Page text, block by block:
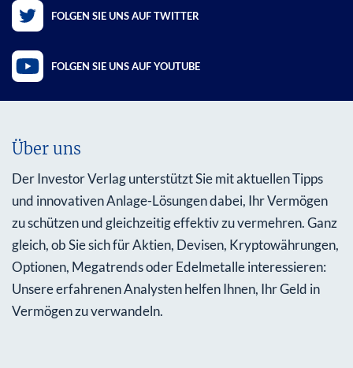
FOLGEN SIE UNS AUF TWITTER
FOLGEN SIE UNS AUF YOUTUBE
Über uns
Der Investor Verlag unterstützt Sie mit aktuellen Tipps
und innovativen Anlage-Lösungen dabei, Ihr Vermögen
zu schützen und gleichzeitig effektiv zu vermehren. Ganz
gleich, ob Sie sich für Aktien, Devisen, Kryptowährungen,
Optionen, Megatrends oder Edelmetalle interessieren:
Unsere erfahrenen Analysten helfen Ihnen, Ihr Geld in
Vermögen zu verwandeln.